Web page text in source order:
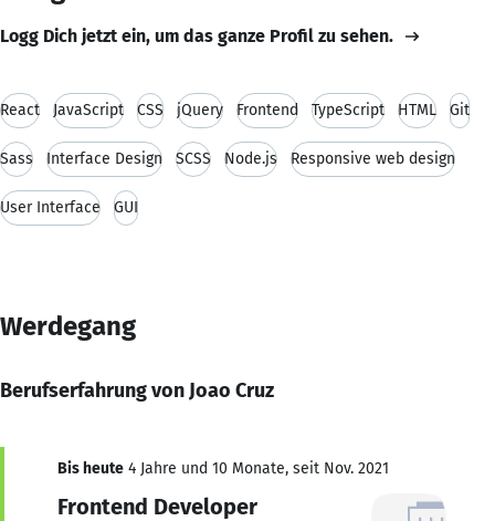
Logg Dich jetzt ein, um das ganze Profil zu sehen.
React JavaScript CSS jQuery Frontend TypeScript HTML Git
Sass Interface Design SCSS Node.js Responsive web design
User Interface GUI
Werdegang
Berufserfahrung von Joao Cruz
Bis heute 4 Jahre und 10 Monate, seit Nov. 2021
Frontend Developer